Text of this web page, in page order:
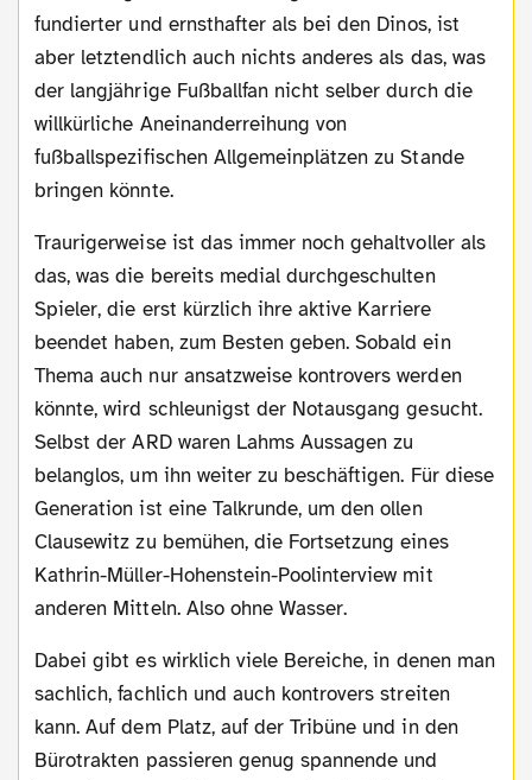
fundierter und ernsthafter als bei den Dinos, ist
aber letztendlich auch nichts anderes als das, was
der langjährige Fußballfan nicht selber durch die
willkürliche Aneinanderreihung von
fußballspezifischen Allgemeinplätzen zu Stande
bringen könnte.
Traurigerweise ist das immer noch gehaltvoller als
das, was die bereits medial durchgeschulten
Spieler, die erst kürzlich ihre aktive Karriere
beendet haben, zum Besten geben. Sobald ein
Thema auch nur ansatzweise kontrovers werden
könnte, wird schleunigst der Notausgang gesucht.
Selbst der ARD waren Lahms Aussagen zu
belanglos, um ihn weiter zu beschäftigen. Für diese
Generation ist eine Talkrunde, um den ollen
Clausewitz zu bemühen, die Fortsetzung eines
Kathrin-Müller-Hohenstein-Poolinterview mit
anderen Mitteln. Also ohne Wasser.
Dabei gibt es wirklich viele Bereiche, in denen man
sachlich, fachlich und auch kontrovers streiten
kann. Auf dem Platz, auf der Tribüne und in den
Bürotrakten passieren genug spannende und